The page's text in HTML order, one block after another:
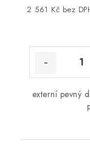
2 561 Kč bez
externí pevný